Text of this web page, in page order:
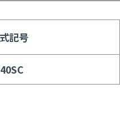
記号